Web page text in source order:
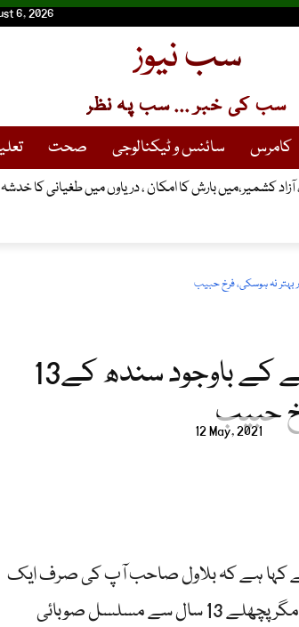
6, 2026
سب نیوز
سب کی خبر ... سب پہ نظر
کامرس سائنس و ٹیکنالوجی صحت
13سال سے مسلسل صوبائی حکومت ہونے کے باوجود سندھ کے
حبیب
12 May, 2021
نے کہا ہے کہ بلاول صاحب آپ کی صرف ایک
ہی قابلیت سامنے آئی ہے وہ پر چی (وصیت )پرچیئرمین بننا مگر پچھلے 13 سال سے مسلسل صوبائی